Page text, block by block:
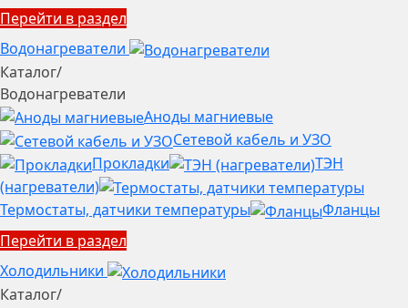
Перейти в раздел
Водонагреватели
Каталог/
Водонагреватели
Аноды магниевые
Сетевой кабель и УЗО
Прокладки
ТЭН
(нагреватели)
Термостаты, датчики температуры
Фланцы
Перейти в раздел
Холодильники
Каталог/